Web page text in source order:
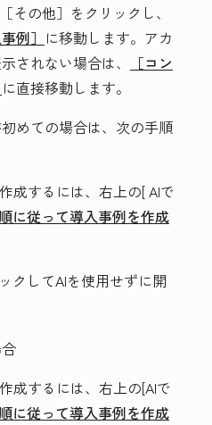
［その他］をクリックし、
例］ に移動します。アカ
されない場合は、
［コン
に直接移動します。
めての場合は、次の手順
成するには、右上の[AIで
に従って導入事例を作成
クしてAIを使用せずに開
成するには、右上の[AIで
に従って導入事例を作成